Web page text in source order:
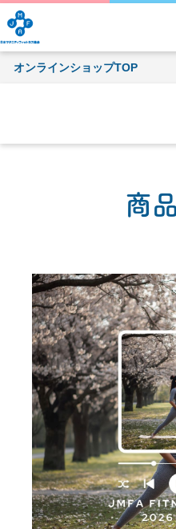
オンラインショップTOP
商